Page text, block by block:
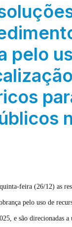
pelo
feira (26/12) as
pelo uso de
e são direcionadas